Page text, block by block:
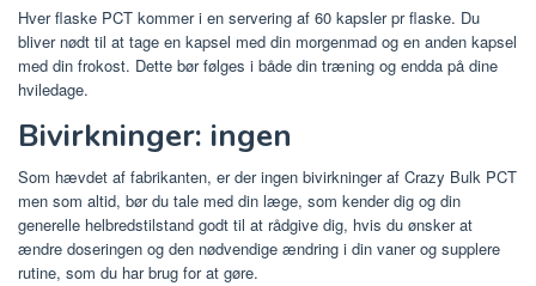
Hver flaske PCT kommer i en servering af 60 kapsler pr flaske. Du
bliver nødt til at tage en kapsel med din morgenmad og en anden kapsel
med din frokost. Dette bør følges i både din træning og endda på dine
hviledage.
Bivirkninger: ingen
Som hævdet af fabrikanten, er der ingen bivirkninger af Crazy Bulk PCT
men som altid, bør du tale med din læge, som kender dig og din
generelle helbredstilstand godt til at rådgive dig, hvis du ønsker at
ændre doseringen og den nødvendige ændring i din vaner og supplere
rutine, som du har brug for at gøre.